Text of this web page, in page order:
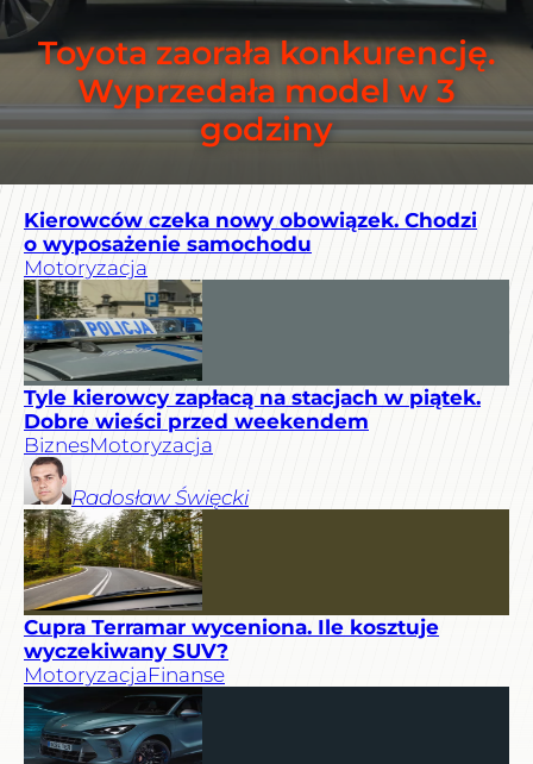
Toyota zaorała konkurencję.
Wyprzedała model w 3
godziny
Kierowców czeka nowy obowiązek. Chodzi
o wyposażenie samochodu
Motoryzacja
Tyle kierowcy zapłacą na stacjach w piątek.
Dobre wieści przed weekendem
BiznesMotoryzacja
Radosław Święcki
Cupra Terramar wyceniona. Ile kosztuje
wyczekiwany SUV?
MotoryzacjaFinanse